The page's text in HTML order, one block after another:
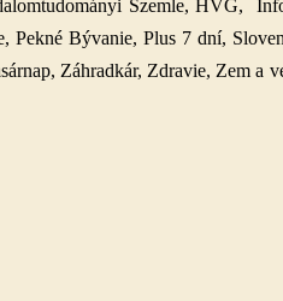
Szemle, HVG,
Bývanie, Plus 7 dní,
Záhradkár, Zdravie, Zem a